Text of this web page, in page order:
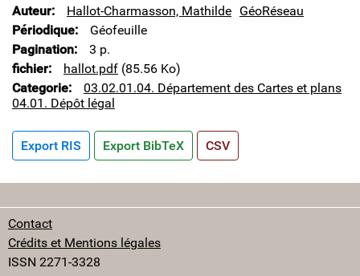
Auteur
Hallot-Charmasson, Mathilde GéoRéseau
Périodique
Géofeuille
Pagination
3 p.
fichier
hallot.pdf (85.56 Ko)
Categorie
03.02.01.04. Département des Cartes et plans
04.01. Dépôt légal
Export RIS Export BibTeX CSV
Contact
Crédits et Mentions légales
ISSN 2271-3328